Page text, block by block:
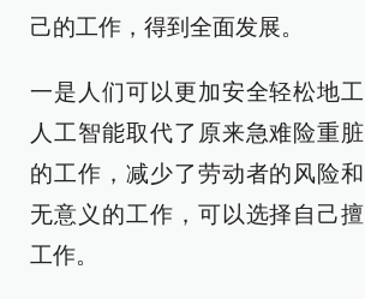
己的工作，得到全面发展。
一是人们可以更加安全轻松地
人工智能取代了原来急难险重
的工作，减少了劳动者的风险
无意义的工作，可以选择自己
工作。